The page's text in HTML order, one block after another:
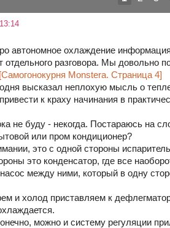
автономное охлаждение
отдельного разговора. Мы довольно
[Самогонокурня Monstera. Страница 4]
высказал неплохую мысль о
к краху начинания в
не буду - некогда. Постараюсь на
или пром кондиционер?
это с одной стороны
это конденсатор, где все
между ними, который в одну
и холод приставляем к
можно и систему регуляции